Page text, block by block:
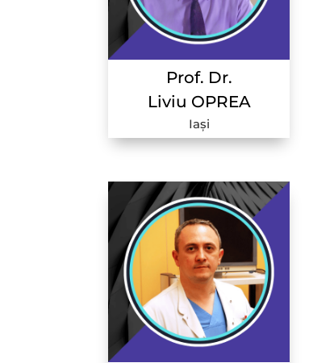
Prof. Dr.
Liviu OPREA
Iași